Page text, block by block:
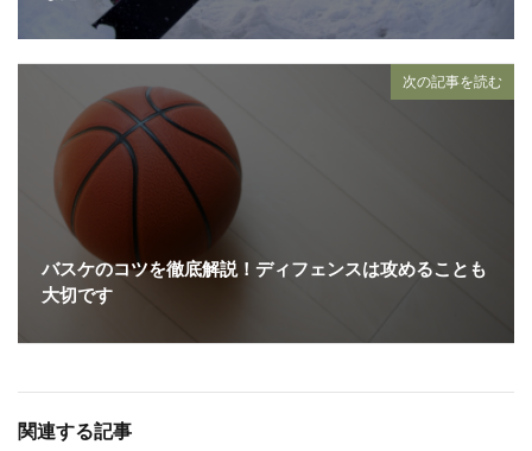
次の記事を読む
バスケのコツを徹底解説！ディフェンスは攻めることも
大切です
関連する記事